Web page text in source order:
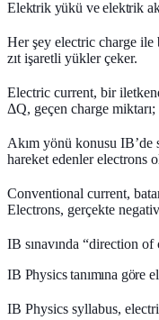
Elektrik yükü ve elektrik
Her şey electric charge
zıt işaretli yükler çeker.
Electric current, bir
ΔQ, geçen charge
Akım yönü konusu
hareket edenler electrons
Conventional current,
Electrons, gerçekte
IB sınavında “direction
IB Physics tanımına göre
IB Physics syllabus,